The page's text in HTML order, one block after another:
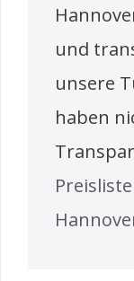
und
unsere
haben